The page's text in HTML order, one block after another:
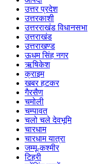
उत्तर प्रदेश
उत्तरकाशी
उत्तरराखंड विधानसभा
उत्तराखंड
उत्तराखण्ड
ऊधम सिंह नगर
ऋषिकेश
क्राइम
खबर हटकर
गैरसैण
चमोली
चम्पावत
चलो चले देवभूमि
चारधाम
चारधाम यात्रा
जम्मू-कश्मीर
टिहरी